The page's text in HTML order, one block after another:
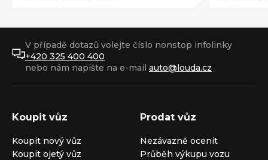
V případě dotazů volejte číslo nonstop infolinky
+420 325 400 400
nebo nám napište na e-mail auto@louda.cz
Koupit vůz
Koupit nový vůz
Koupit ojetý vůz
Prodat vůz
Nezávazně ocenit
Průběh výkupu vozu